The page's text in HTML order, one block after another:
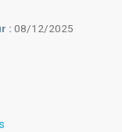
: 08/12/2025